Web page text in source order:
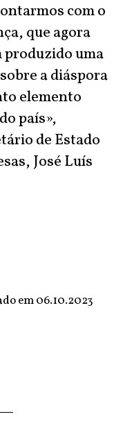
com o
que agora
produzido uma
a diáspora
elemento
país»,
de Estado
José Luís
em06.10.2023